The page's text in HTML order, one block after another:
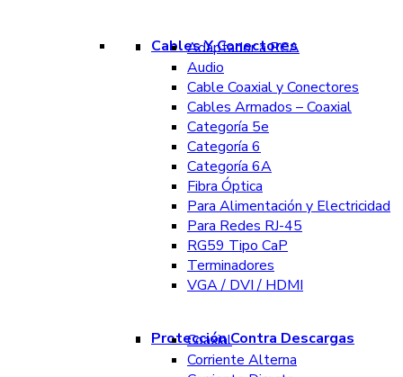
Cables Y Conectores
Adaptador a RCA
Audio
Cable Coaxial y Conectores
Cables Armados – Coaxial
Categoría 5e
Categoría 6
Categoría 6A
Fibra Óptica
Para Alimentación y Electricidad
Para Redes RJ-45
RG59 Tipo CaP
Terminadores
VGA / DVI / HDMI
Protección Contra Descargas
Coaxial
Corriente Alterna